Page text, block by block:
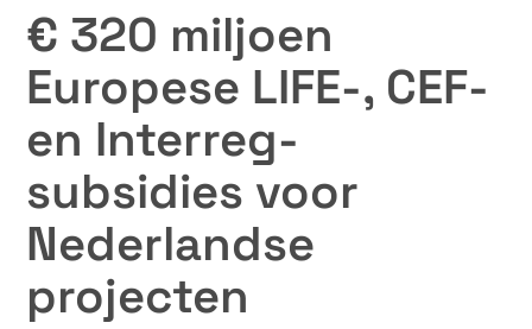
€ 320 miljoen
Europese LIFE-, CEF-
en Interreg-
subsidies voor
Nederlandse
projecten